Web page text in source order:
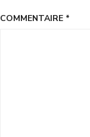
COMMENTAIRE *